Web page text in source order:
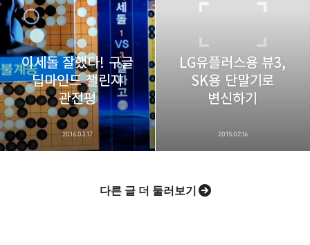
이세돌 잘했다! 구글
딥마인드 챌린지
관전평
2016.03.17
LG유플러스용 뷰3,
SK용 단말기로
변신하기
2015.02.16
다른 글 더 둘러보기